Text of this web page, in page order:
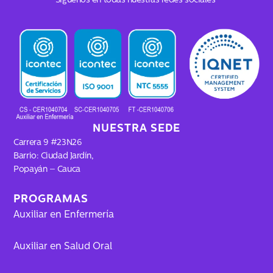
PROGRAMAS
Auxiliar en Enfermería
Auxiliar en Salud Oral
NUESTRA SEDE
Carrera 9 #23N26
Barrio: Ciudad Jardín,
Popayán – Cauca
b
o
o
k
a
a
o
k b
e